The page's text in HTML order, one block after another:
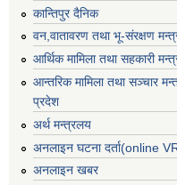
कान्तिपुर दैनिक
वन,वातावरण तथा भू-संरक्षण
आर्थिक मामिला तथा सहकारी
आन्तरिक मामिला तथा सञ्चार
प्रदेश
अर्थ मन्त्रलय
अनलाइन घटना दर्ता(online
अनलाइन खबर